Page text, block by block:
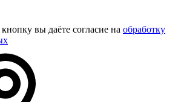
вы даёте согласие на обработку